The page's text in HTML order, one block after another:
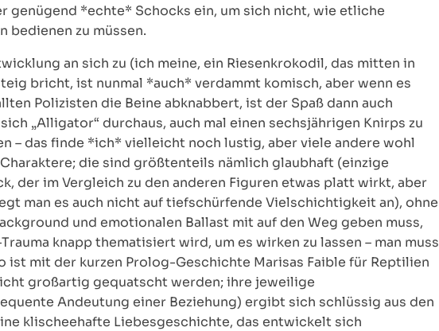
genügend *echte* Schocks ein, um sich nicht, wie etliche
bedienen zu müssen.
an sich zu (ich meine, ein Riesenkrokodil, das mitten in
bricht, ist nunmal *auch* verdammt komisch, aber wenn es
Polizisten die Beine abknabbert, ist der Spaß dann auch
„Alligator“ durchaus, auch mal einen sechsjährigen Knirps zu
– das finde *ich* vielleicht noch lustig, aber viele andere wohl
die sind größtenteils nämlich glaubhaft (einzige
der im Vergleich zu den anderen Figuren etwas platt wirkt, aber
man es auch nicht auf tiefschürfende Vielschichtigkeit an), ohne
und emotionalen Ballast mit auf den Weg geben muss,
knapp thematisiert wird, um es wirken zu lassen – man muss
ist mit der kurzen Prolog-Geschichte Marisas Faible für Reptilien
großartig gequatscht werden; ihre jeweilige
Andeutung einer Beziehung) ergibt sich schlüssig aus den
klischeehafte Liebesgeschichte, das entwickelt sich